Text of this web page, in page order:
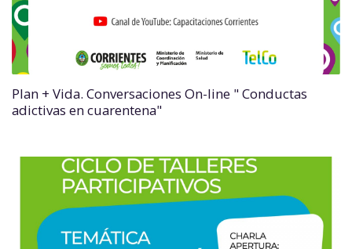
Plan + Vida. Conversaciones On-line " Conductas
adictivas en cuarentena"